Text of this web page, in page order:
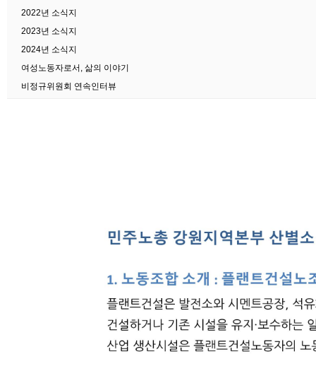
2022년 소식지
2023년 소식지
2024년 소식지
여성노동자로서, 삶의 이야기
비정규위원회 연속인터뷰